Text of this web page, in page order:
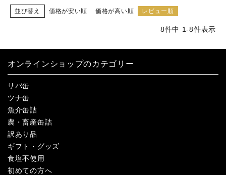
並び替え 価格が安い順 価格が高い順 レビュー順
8件中 1-8件表示
オンラインショップのカテゴリー
サバ缶
ツナ缶
魚介缶詰
農・畜産缶詰
訳あり品
ギフト・グッズ
食塩不使用
初めての方へ